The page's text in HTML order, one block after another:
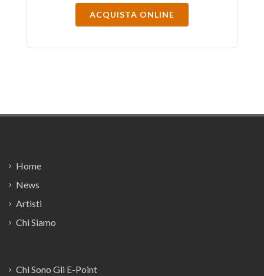
ACQUISTA ONLINE
Home
News
Artisti
Chi Siamo
Chi Sono Gli E-Point